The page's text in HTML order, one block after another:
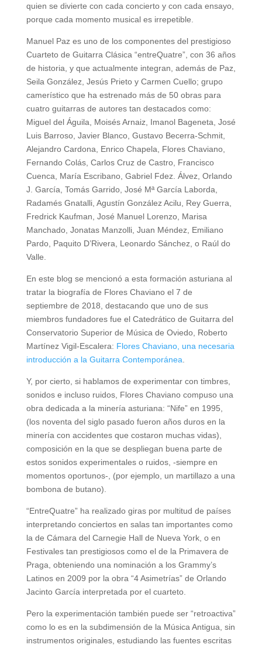
quien se divierte con cada concierto y con cada ensayo,
porque cada momento musical es irrepetible.
Manuel Paz es uno de los componentes del prestigioso
Cuarteto de Guitarra Clásica “entreQuatre”, con 36 años
de historia, y que actualmente integran, además de Paz,
Seila González, Jesús Prieto y Carmen Cuello; grupo
camerístico que ha estrenado más de 50 obras para
cuatro guitarras de autores tan destacados como:
Miguel del Águila, Moisés Arnaiz, Imanol Bageneta, José
Luis Barroso, Javier Blanco, Gustavo Becerra-Schmit,
Alejandro Cardona, Enrico Chapela, Flores Chaviano,
Fernando Colás, Carlos Cruz de Castro, Francisco
Cuenca, María Escribano, Gabriel Fdez. Álvez, Orlando
J. García, Tomás Garrido, José Mª García Laborda,
Radamés Gnatalli, Agustín González Acilu, Rey Guerra,
Fredrick Kaufman, José Manuel Lorenzo, Marisa
Manchado, Jonatas Manzolli, Juan Méndez, Emiliano
Pardo, Paquito D’Rivera, Leonardo Sánchez, o Raúl do
Valle.
En este blog se mencionó a esta formación asturiana al
tratar la biografía de Flores Chaviano el 7 de
septiembre de 2018, destacando que uno de sus
miembros fundadores fue el Catedrático de Guitarra del
Conservatorio Superior de Música de Oviedo, Roberto
Martínez Vigil-Escalera: Flores Chaviano, una necesaria
introducción a la Guitarra Contemporánea
Y, por cierto, si hablamos de experimentar con timbres,
sonidos e incluso ruidos, Flores Chaviano compuso una
obra dedicada a la minería asturiana: “Nife” en 1995,
(los noventa del siglo pasado fueron años duros en la
minería con accidentes que costaron muchas vidas),
composición en la que se despliegan buena parte de
estos sonidos experimentales o ruidos, -siempre en
momentos oportunos-, (por ejemplo, un martillazo a una
bombona de butano).
“EntreQuatre” ha realizado giras por multitud de países
interpretando conciertos en salas tan importantes como
la de Cámara del Carnegie Hall de Nueva York, o en
Festivales tan prestigiosos como el de la Primavera de
Praga, obteniendo una nominación a los Grammy’s
Latinos en 2009 por la obra “4 Asimetrías” de Orlando
Jacinto García interpretada por el cuarteto.
Pero la experimentación también puede ser “retroactiva”
como lo es en la subdimensión de la Música Antigua, sin
instrumentos originales, estudiando las fuentes escritas